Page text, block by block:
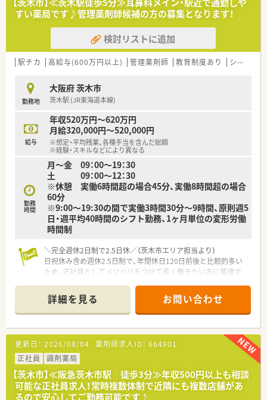
薬局づくりを目指しています。
■東北から沖縄まで全国的に店舗を展開しており、地域に根差し
た医療の提供に貢献しています。
【求人情報について】
■ご経験やスキルに応じて、年収424万円から600万円の範囲で
■福利厚生として退職金制度や産休・育休の取得実績もあり、安
心して長く働ける環境です。
■勤務は週休2日制で、日曜と他1日のシフト制となっており、プ
ライベートの予定も立てやすいです。
すい薬局です♪管理薬剤師候補の方の募集となります！
検討リストに追加
駅チカ 高給与(600万円以上) 管理薬剤師 教育制度あり シフト制
勤務地
大阪府 茨木市
茨木駅 (JR東海道本線)
給与
年収520万円～620万円
月給320,000円～520,000円
※想定・平均残業、各種手当を含んだ総額
※経験・スキルなどにより異なる
勤務
時間
月～金 09：00～19：30
土 09：00～12：30
※休憩 実働6時間超の場合45分、実働8時間超の場合
60分
※9:00～19:30の間で実働3時間30分～9時間、原則週5
日・週平均40時間のシフト勤務、1ヶ月単位の変形労働
時間制
＼完全週休2日制で2.5日休／（茨木市エリア担当より）
日祝休み含め週休2.5日制で、年間休日120日前後と比較的多い
ため、正社員としてメリハリをつけて長く働きたい方に最適で
＊------------------------------------------＊
【店舗情報と応需状況について】
■JR東海道本線の茨木駅から徒歩で5分ほどの好立地にあり、毎
日の通勤アクセスが非常にスムーズで便利な調剤薬局です。
■門前に位置するクリニックより耳鼻科の処方箋をメインに受
けており、多種多様な処方にじっくり触れられる環境です。
■1日あたりの処方箋枚数は40枚から70枚ほどですが、常時2名
体制を維持し1,200品目以上の医薬品を備蓄しています。
【想定される業務内容】
詳細を見る お問い合わせ
更新日： 2026/08/04 薬剤師求人ID： 664901
正社員
調剤薬局
【茨木市】≪阪急茨木市駅 徒歩3分≫年収500円以上も相談
可能な正社員求人！常時複数体制で近隣にも複数店舗があ
るので安心してご勤務可能です♪